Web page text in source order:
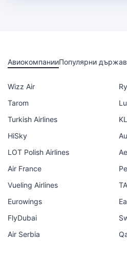
АвиокомпанииПопулярни
Wizz Air
Tarom
Turkish Airlines
HiSky
LOT Polish Airlines
Air France
Vueling Airlines
Eurowings
FlyDubai
Air Serbia